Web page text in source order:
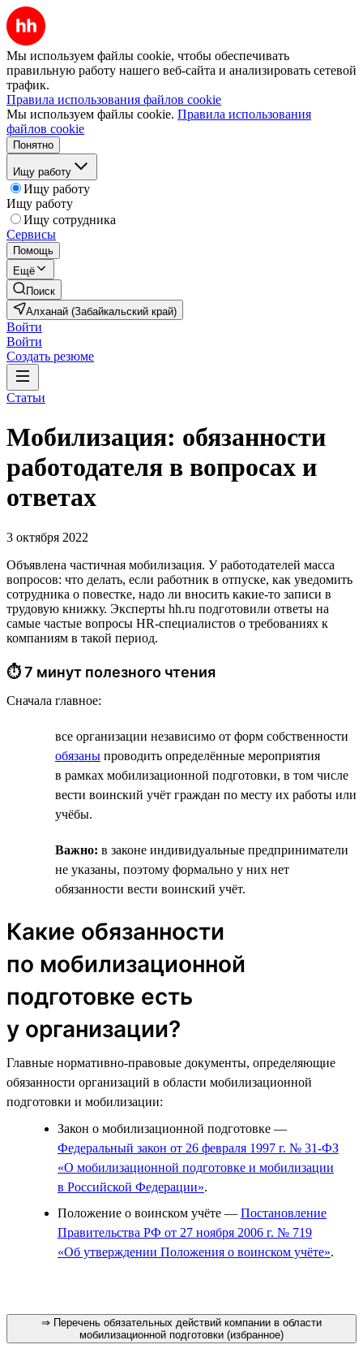
Мы используем файлы cookie, чтобы обеспечивать
правильную работу нашего веб-сайта и анализировать сетевой
трафик.
Правила использования файлов cookie
Мы используем файлы cookie. Правила использования
файлов cookie
Понятно
Ищу работу
Ищу работу
Ищу работу
Ищу сотрудника
Сервисы
Помощь
Ещё
Поиск
Алханай (Забайкальский край)
Войти
Войти
Создать резюме
Статьи
Мобилизация: обязанности
работодателя в вопросах и
ответах
3 октября 2022
Объявлена частичная мобилизация. У работодателей масса
вопросов: что делать, если работник в отпуске, как уведомить
сотрудника о повестке, надо ли вносить какие-то записи в
трудовую книжку. Эксперты hh.ru подготовили ответы на
самые частые вопросы HR-специалистов о требованиях к
компаниям в такой период.
⏱ 7 минут полезного чтения
Сначала главное:
все организации независимо от форм собственности
обязаны проводить определённые мероприятия
в рамках мобилизационной подготовки, в том числе
вести воинский учёт граждан по месту их работы или
учёбы.
Важно: в законе индивидуальные предприниматели
не указаны, поэтому формально у них нет
обязанности вести воинский учёт.
Какие обязанности
по мобилизационной
подготовке есть
у организации?
Главные нормативно-правовые документы, определяющие
обязанности организаций в области мобилизационной
подготовки и мобилизации:
Закон о мобилизационной подготовке —
Федеральный закон от 26 февраля 1997 г. № 31-ФЗ
«О мобилизационной подготовке и мобилизации
в Российской Федерации».
Положение о воинском учёте — Постановление
Правительства РФ от 27 ноября 2006 г. № 719
«Об утверждении Положения о воинском учёте».
⇒ Перечень обязательных действий компании в области
мобилизационной подготовки (избранное)